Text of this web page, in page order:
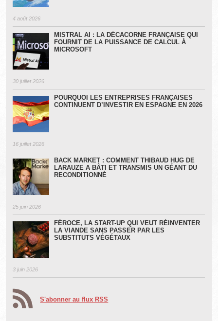
4 août 2026
MISTRAL AI : LA DÉCACORNE FRANÇAISE QUI
FOURNIT DE LA PUISSANCE DE CALCUL À
MICROSOFT
30 juillet 2026
POURQUOI LES ENTREPRISES FRANÇAISES
CONTINUENT D’INVESTIR EN ESPAGNE EN 2026
16 juillet 2026
BACK MARKET : COMMENT THIBAUD HUG DE
LARAUZE A BÂTI ET TRANSMIS UN GÉANT DU
RECONDITIONNÉ
25 juin 2026
FÉROCE, LA START-UP QUI VEUT RÉINVENTER
LA VIANDE SANS PASSER PAR LES
SUBSTITUTS VÉGÉTAUX
3 juin 2026
S'abonner au flux RSS